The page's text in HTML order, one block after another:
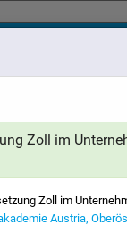
Zoll im
Zoll im
Austria,